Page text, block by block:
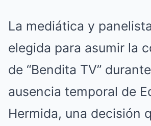
La mediática y
elegida para asumir la
de “Bendita TV”
ausencia temporal de
Hermida, una decisión